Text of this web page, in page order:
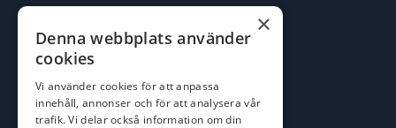
E-post:
johan@batofiske.se
kim@batofiske.se
Adress
×
Denna webbplats använder
cookies
Vi använder cookies för att anpassa
innehåll, annonser och för att analysera vår
trafik. Vi delar också information om din